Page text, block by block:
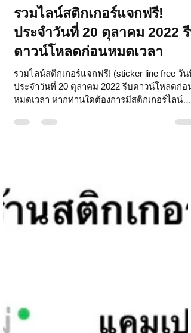
chatstickforbrand
20 ต.ค. 2565
ยาว 1 นาที
รวมไลน์สติกเกอร์แจกฟรี!
ประจำวันที่ 20 ตุลาคม 2022 รีบ
ดาวน์โหลดก่อนหมดเวลา
ประจำวันที่ 20 ตุลาคม 2022 รีบดาวน์โหลดก่อน
หมดเวลา หากท่านใดต้องการมีสติกเกอร์ไลน์